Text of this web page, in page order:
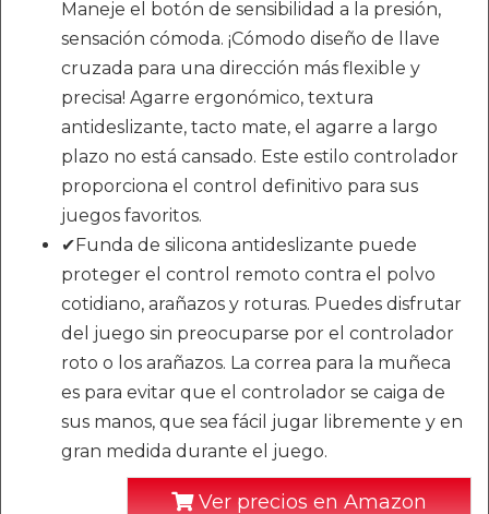
Maneje el botón de sensibilidad a la presión,
sensación cómoda. ¡Cómodo diseño de llave
cruzada para una dirección más flexible y
precisa! Agarre ergonómico, textura
antideslizante, tacto mate, el agarre a largo
plazo no está cansado. Este estilo controlador
proporciona el control definitivo para sus
juegos favoritos.
✔Funda de silicona antideslizante puede
proteger el control remoto contra el polvo
cotidiano, arañazos y roturas. Puedes disfrutar
del juego sin preocuparse por el controlador
roto o los arañazos. La correa para la muñeca
es para evitar que el controlador se caiga de
sus manos, que sea fácil jugar libremente y en
gran medida durante el juego.
Ver precios en Amazon